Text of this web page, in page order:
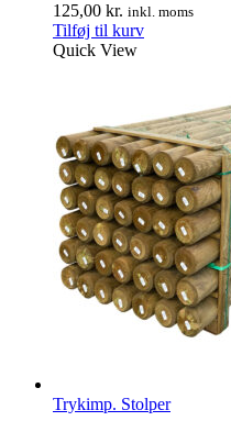
125,00 kr. inkl. moms
Tilføj til kurv
Quick View
Trykimp. Stolper